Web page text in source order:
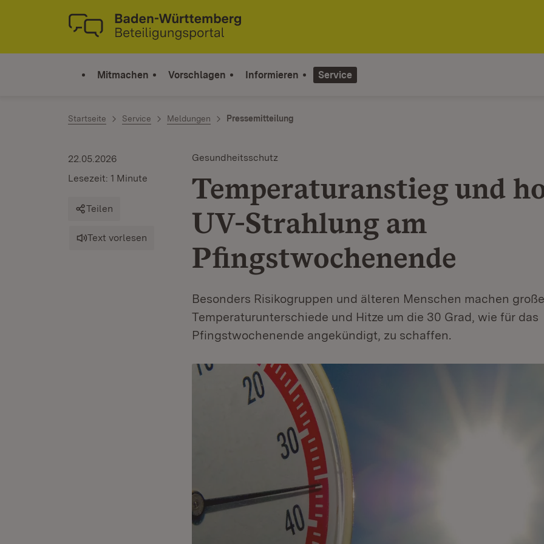
Zum Inhalt springen
Link zur Startseite
Mitmachen Vorschlagen Informieren Service
Startseite Service Meldungen Pressemitteilung
Gesundheitsschutz
Temperaturanstieg und
UV-Strahlung am
Pfingstwochenende
Besonders Risikogruppen und älteren Menschen machen große
Temperaturunterschiede und Hitze um die 30 Grad, wie für das
Pfingstwochenende angekündigt, zu schaffen.
22.05.2026
Lesezeit: 1 Minute
Teilen
Text vorlesen